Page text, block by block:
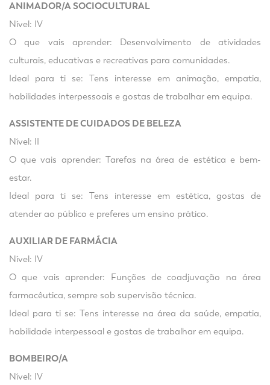
ANIMADOR/A SOCIOCULTURAL
Nível: IV
O que vais aprender: Desenvolvimento de atividades
culturais, educativas e recreativas para comunidades.
Ideal para ti se: Tens interesse em animação, empatia,
habilidades interpessoais e gostas de trabalhar em equipa.
ASSISTENTE DE CUIDADOS DE BELEZA
Nível: II
O que vais aprender: Tarefas na área de estética e bem-
estar.
Ideal para ti se: Tens interesse em estética, gostas de
atender ao público e preferes um ensino prático.
AUXILIAR DE FARMÁCIA
Nível: IV
O que vais aprender: Funções de coadjuvação na área
farmacêutica, sempre sob supervisão técnica.
Ideal para ti se: Tens interesse na área da saúde, empatia,
habilidade interpessoal e gostas de trabalhar em equipa.
BOMBEIRO/A
Nível: IV